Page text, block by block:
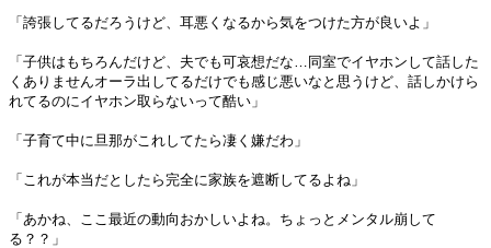
「誇張してるだろうけど、耳悪くなるから気をつけた方が良いよ」
「子供はもちろんだけど、夫でも可哀想だな…同室でイヤホンして話した
くありませんオーラ出してるだけでも感じ悪いなと思うけど、話しかけら
れてるのにイヤホン取らないって酷い」
「子育て中に旦那がこれしてたら凄く嫌だわ」
「これが本当だとしたら完全に家族を遮断してるよね」
「あかね、ここ最近の動向おかしいよね。ちょっとメンタル崩して
る？？」